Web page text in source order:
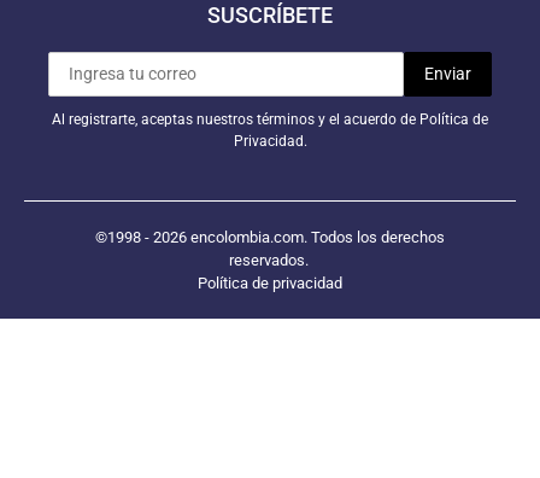
SUSCRÍBETE
Al registrarte, aceptas nuestros términos y el acuerdo de Política de
Privacidad.
©1998 - 2026 encolombia.com. Todos los derechos
reservados.
Política de privacidad